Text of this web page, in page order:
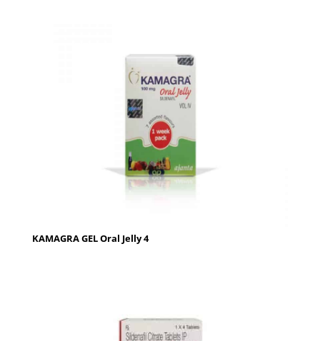
KAMAGRA GEL Oral Jelly 4